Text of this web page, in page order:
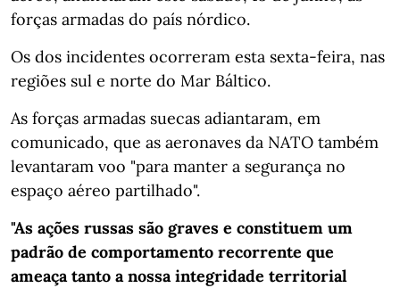
forças armadas do país nórdico.
Os dos incidentes ocorreram esta sexta-feira, nas
regiões sul e norte do Mar Báltico.
As forças armadas suecas adiantaram, em
comunicado, que as aeronaves da NATO também
levantaram voo "para manter a segurança no
espaço aéreo partilhado".
"As ações russas são graves e constituem um
padrão de comportamento recorrente que
ameaça tanto a nossa integridade territorial